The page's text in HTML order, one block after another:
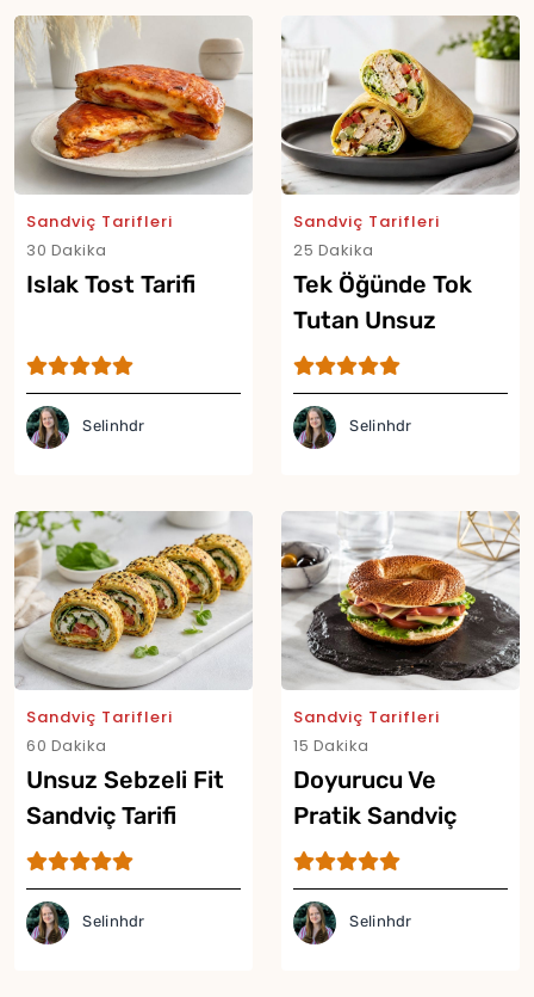
Sandviç Tarifleri
30 Dakika
Islak Tost Tarifi
Selinhdr
Sandviç Tarifleri
25 Dakika
Tek Öğünde Tok
Tutan Unsuz
Lavaşsız Proteinli
Dürüm Tarifi
Selinhdr
Sandviç Tarifleri
60 Dakika
Unsuz Sebzeli Fit
Sandviç Tarifi
Selinhdr
Sandviç Tarifleri
15 Dakika
Doyurucu Ve
Pratik Sandviç
Simit Tarifi
Selinhdr